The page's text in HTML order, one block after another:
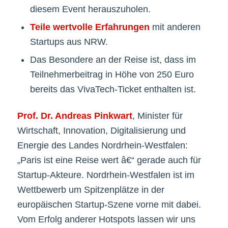
diesem Event herauszuholen.
Teile wertvolle Erfahrungen mit anderen
Startups aus NRW.
Das Besondere an der Reise ist, dass im
Teilnehmerbeitrag in Höhe von 250 Euro
bereits das VivaTech-Ticket enthalten ist.
Prof. Dr. Andreas Pinkwart, Minister für
Wirtschaft, Innovation, Digitalisierung und
Energie des Landes Nordrhein-Westfalen:
„Paris ist eine Reise wert â€“ gerade auch für
Startup-Akteure. Nordrhein-Westfalen ist im
Wettbewerb um Spitzenplätze in der
europäischen Startup-Szene vorne mit dabei.
Vom Erfolg anderer Hotspots lassen wir uns